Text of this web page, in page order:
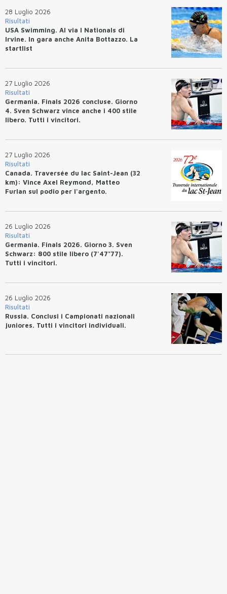
28 Luglio 2026
Risultati
USA Swimming. Al via I Nationals di
Irvine. In gara anche Anita Bottazzo. La
startlist
27 Luglio 2026
Risultati
Germania. Finals 2026 concluse. Giorno
4. Sven Schwarz vince anche i 400 stile
libero. Tutti i vincitori.
27 Luglio 2026
Risultati
Canada. Traversée du lac Saint-Jean (32
km): Vince Axel Reymond, Matteo
Furlan sul podio per l'argento.
26 Luglio 2026
Risultati
Germania. Finals 2026. Giorno 3. Sven
Schwarz: 800 stile libero (7'47"77).
Tutti i vincitori.
26 Luglio 2026
Risultati
Russia. Conclusi i Campionati nazionali
juniores. Tutti i vincitori individuali.